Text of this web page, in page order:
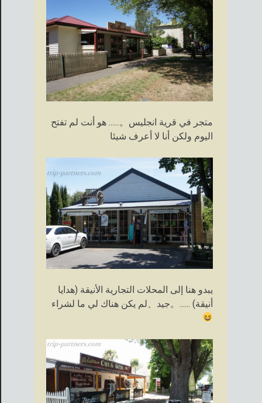
متجر في قرية انجليس。...... هو أنت لم تفتح
اليوم ولكن أنا لا أعرف شيئا
يبدو هنا إلى المحلات التجارية الأنيقة (هدايا
أنيقة) ......。جيد、لم يكن هناك لي ما لشراء